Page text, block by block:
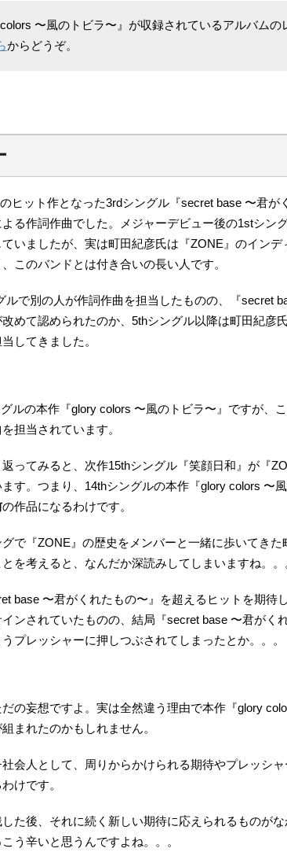
〜風のトビラ〜』が収録されているアルバムの
からどうぞ。
のヒット作となった3rdシングル『secret base 〜君が
る作詞作曲でした。メジャーデビュー後の1stシン
いましたが、実は町田紀彦氏は『ZONE』のインデ
このバンドとは付き合いの長い人です。
ルで別の人が作詞作曲を担当したものの、『secret
めて認められたのか、5thシングル以降は町田紀彦
してきました。
ルの本作『glory colors 〜風のトビラ〜』ですが、
担当されています。
ってみると、次作15thシングル『笑顔日和』が『
す。つまり、14thシングルの本作『glory colors 〜
の作品になるわけです。
で『ZONE』の歴史をメンバーと一緒に歩いてき
を考えると、なんだか深読みしてしまいますね。。
base 〜君がくれたもの〜』を超えるヒットを期待
ンされていたものの、結局『secret base 〜君がく
プレッシャーに押しつぶされてしまったとか。。。
の妄想ですよ。実は全然違う理由で本作『glory
まれたのかもしれません。
会人として、周りからかけられる期待やプレッシ
けです。
た後、それに続く新しい期待に応えられるものが
う辛いと思うんですよね。。。